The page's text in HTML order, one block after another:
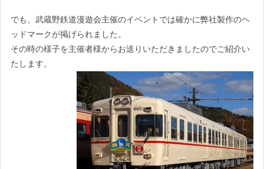
でも、武蔵野鉄道漫遊会主催のイベントでは確かに弊社製作のヘ
ッドマークが掲げられました。
その時の様子を主催者様からお送りいただきましたのでご紹介い
たします。